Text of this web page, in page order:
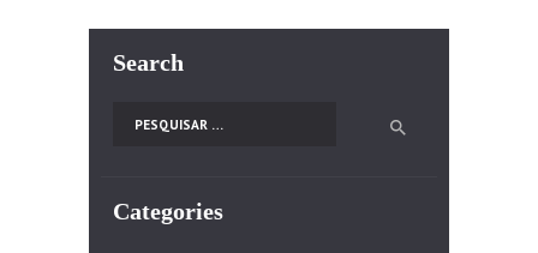
Search
Categories